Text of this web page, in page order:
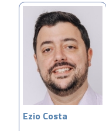
Ezio Costa